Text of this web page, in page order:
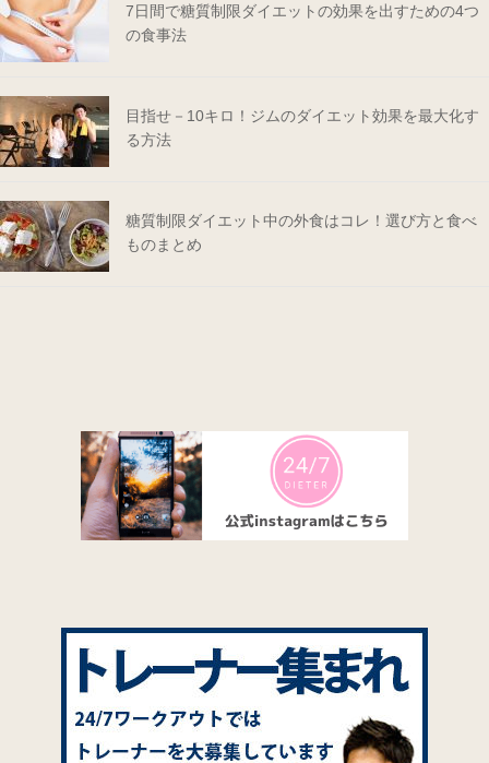
7日間で糖質制限ダイエットの効果を出すための4つ
の食事法
目指せ－10キロ！ジムのダイエット効果を最大化す
る方法
糖質制限ダイエット中の外食はコレ！選び方と食べ
ものまとめ